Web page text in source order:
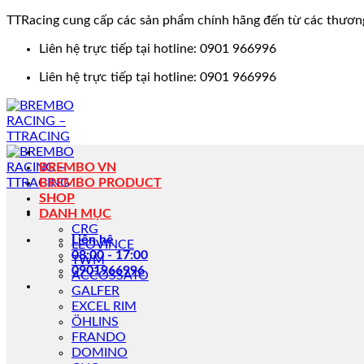
TTRacing cung cấp các sản phẩm chính hãng đến từ các
Liên hệ trực tiếp tại hotline: 0901 966996
Liên hệ trực tiếp tại hotline: 0901 966996
Liên hệ
08:00 - 17:00
0901966996
BREMBO VN
BREMBO PRODUCT
SHOP
DANH MỤC
CRG
LEOVINCE
TWM
ACCOSSATO
GALFER
EXCEL RIM
ÖHLINS
FRANDO
DOMINO